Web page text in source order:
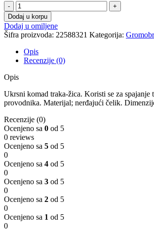
SR
3b
N
Stezaljka
T/
Ž
količina
Dodaj u korpu
Dodaj u omiljene
Šifra proizvoda: 22588321 Kategorija:
Opis
Recenzije (0)
Opis
Ukrsni komad traka-žica. Koristi se za spajanje
provodnika. Materijal; nerđajući čelik.
Recenzije (0)
Ocenjeno sa 0 od 5
0 reviews
Ocenjeno sa 5 od 5
0
Ocenjeno sa 4 od 5
0
Ocenjeno sa 3 od 5
0
Ocenjeno sa 2 od 5
0
Ocenjeno sa 1 od 5
0